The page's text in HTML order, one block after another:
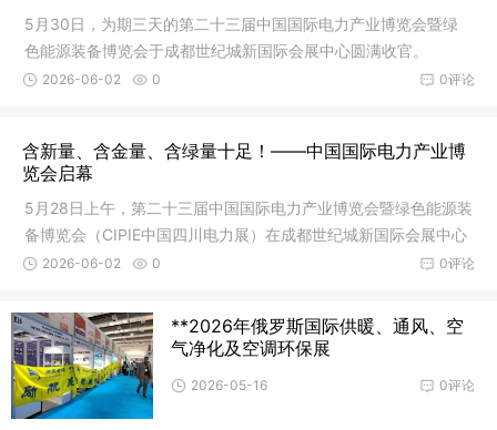
5月30日，为期三天的第二十三届中国国际电力产业博览会暨绿
色能源装备博览会于成都世纪城新国际会展中心圆满收官。
0评论
2026-06-02 0
含新量、含金量、含绿量十足！——中国国际电力产业博
览会启幕
5月28日上午，第二十三届中国国际电力产业博览会暨绿色能源装
备博览会（CIPIE中国四川电力展）在成都世纪城新国际会展中心
隆重开幕。
0评论
2026-06-02 0
**2026年俄罗斯国际供暖、通风、空
气净化及空调环保展
0评论
2026-05-16